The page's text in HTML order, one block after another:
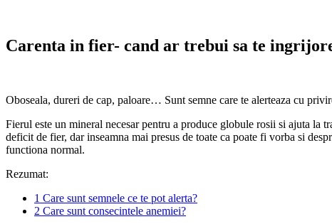
Carenta in fier- cand ar trebui sa te
Oboseala, dureri de cap, paloare… Sunt semne care te alerteaza cu
Fierul este un mineral necesar pentru a produce globule rosii si ajuta la
deficit de fier, dar inseamna mai presus de toate ca poate fi vorba si
functiona normal.
Rezumat:
1 Care sunt semnele ce te pot alerta?
2 Care sunt consecintele anemiei?